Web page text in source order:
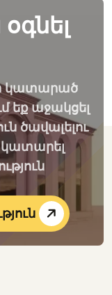
կատարած
եք աջակցել
ծավալելու
կատարել